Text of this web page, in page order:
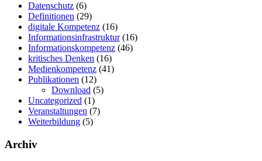
Datenschutz (6)
Definitionen (29)
digitale Kompetenz (16)
Informationsinfrastruktur(16)
Informationskompetenz (46)
kritisches Denken (16)
Medienkompetenz (41)
Publikationen (12)
Download (5)
Uncategorized (1)
Veranstaltungen (7)
Weiterbildung (5)
Archiv